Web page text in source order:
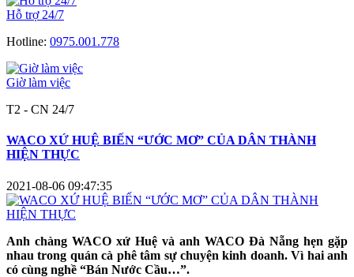
Hỗ trợ 24/7
Hotline: 0975.001.778
Giờ làm việc
T2 - CN 24/7
WACO XỨ HUỆ BIẾN “ƯỚC MƠ” CỦA DÂN THÀNH
HIỆN THỰC
2021-08-06 09:47:35
Anh chàng WACO xứ Huệ và anh WACO Đà Nẵng hẹn gặp
nhau trong quán cà phê tâm sự chuyện kinh doanh. Vì hai anh
có cùng nghề “Bán Nước Cầu…”.